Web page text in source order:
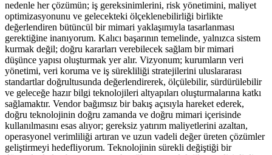
nedenle her çözümün; iş gereksinimlerini, risk yönetimini, maliyet
optimizasyonunu ve gelecekteki ölçeklenebilirliği birlikte
değerlendiren bütüncül bir mimari yaklaşımıyla tasarlanması
gerektiğine inanıyorum. Kalıcı başarının temelinde, yalnızca sistem
kurmak değil; doğru kararları verebilecek sağlam bir mimari
düşünce yapısı oluşturmak yer alır. Vizyonum; kurumların veri
yönetimi, veri koruma ve iş sürekliliği stratejilerini uluslararası
standartlar doğrultusunda değerlendirerek, ölçülebilir, sürdürülebilir
ve geleceğe hazır bilgi teknolojileri altyapıları oluşturmalarına katkı
sağlamaktır. Vendor bağımsız bir bakış açısıyla hareket ederek,
doğru teknolojinin doğru zamanda ve doğru mimari içerisinde
kullanılmasını esas alıyor; gereksiz yatırım maliyetlerini azaltan,
operasyonel verimliliği artıran ve uzun vadeli değer üreten çözümler
geliştirmeyi hedefliyorum. Teknolojinin sürekli değiştiği bir